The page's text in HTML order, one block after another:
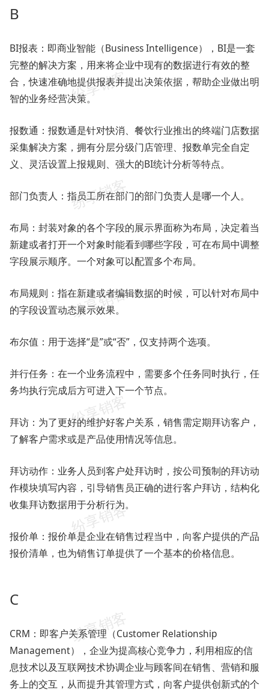
B
BI报表：即商业智能（Business Intelligence），BI是一套
完整的解决方案，用来将企业中现有的数据进行有效的整
合，快速准确地提供报表并提出决策依据，帮助企业做出明
智的业务经营决策。
报数通：报数通是针对快消、餐饮行业推出的终端门店数据
采集解决方案，拥有分层分级门店管理、报数单完全自定
义、灵活设置上报规则、强大的BI统计分析等特点。
部门负责人：指员工所在部门的部门负责人是哪一个人。
布局：封装对象的各个字段的展示界面称为布局，决定着当
新建或者打开一个对象时能看到哪些字段，可在布局中调整
字段展示顺序。一个对象可以配置多个布局。
布局规则：指在新建或者编辑数据的时候，可以针对布局中
的字段设置动态展示效果。
布尔值：用于选择“是”或“否”，仅支持两个选项。
并行任务：在一个业务流程中，需要多个任务同时执行，任
务均执行完成后方可进入下一个节点。
拜访：为了更好的维护好客户关系，销售需定期拜访客户，
了解客户需求或是产品使用情况等信息。
拜访动作：业务人员到客户处拜访时，按公司预制的拜访动
作模块填写内容，引导销售员正确的进行客户拜访，结构化
收集拜访数据用于分析行为。
报价单：报价单是企业在销售过程当中，向客户提供的产品
报价清单，也为销售订单提供了一个基本的价格信息。
C
CRM：即客户关系管理（Customer Relationship
Management），企业为提高核心竞争力，利用相应的信
息技术以及互联网技术协调企业与顾客间在销售、营销和服
务上的交互，从而提升其管理方式，向客户提供创新式的个